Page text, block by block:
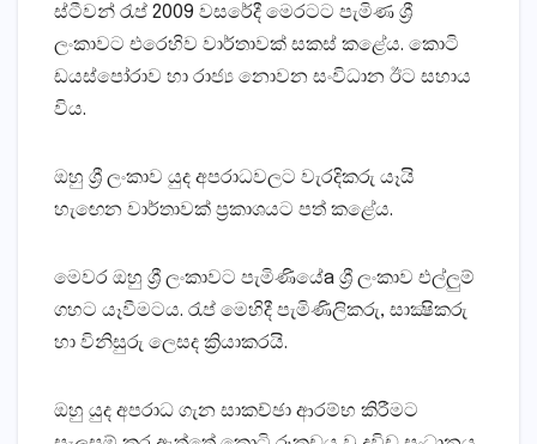
ස්‌ටීවන් රැප් 2009 වසරේදී මෙරටට පැමිණ ශ්‍රී
ලංකාවට එරෙහිව වාර්තාවක්‌ සකස්‌ කළේය. කොටි
ඩයස්‌පෝරාව හා රාජ්‍ය නොවන සංවිධාන ඊට සහාය
විය.
ඔහු ශ්‍රී ලංකාව යුද අපරාධවලට වැරදිකරු යෑයි
හැඟෙන වාර්තාවක්‌ ප්‍රකාශයට පත් කළේය.
මෙවර ඔහු ශ්‍රී ලංකාවට පැමිණියේa ශ්‍රී ලංකාව එල්ලුම්
ගහට යෑවීමටය. රැප් මෙහිදී පැමිණිලිකරු, සාක්‍ෂිකරු
හා විනිසුරු ලෙසද ක්‍රියාකරයි.
ඔහු යුද අපරාධ ගැන සාකච්ඡා ආරම්භ කිරීමට